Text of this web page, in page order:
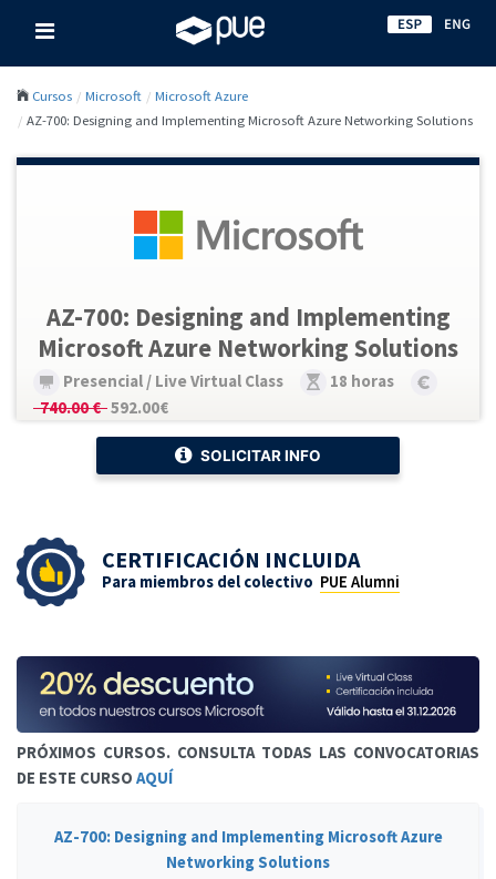
Cursos Microsoft
Microsoft Azure
AZ-700: Designing and Implementing Microsoft Azure Networking Solutions
AZ-700: Designing and Implementing
Microsoft Azure Networking Solutions
Presencial / Live Virtual Class
18 horas
740.00 €592.00€
SOLICITAR INFO
CERTIFICACIÓN INCLUIDA
Para miembros del colectivo PUE Alumni
PRÓXIMOS CURSOS. CONSULTA TODAS LAS CONVOCATORIAS
DE ESTE CURSO AQUÍ
AZ-700: Designing and Implementing Microsoft Azure
Networking Solutions